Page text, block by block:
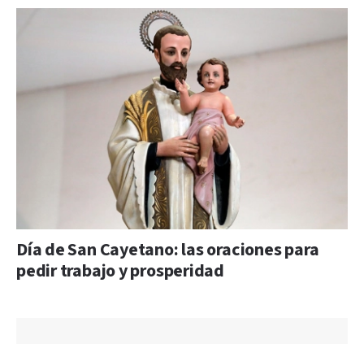
Día de San Cayetano: las oraciones para
pedir trabajo y prosperidad